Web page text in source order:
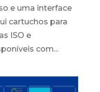
e uma interface
cartuchos para
ISO e
com...